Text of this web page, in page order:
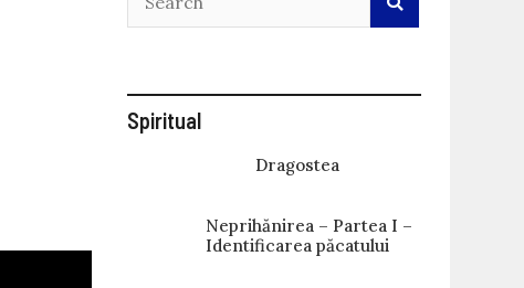
Spiritual
Dragostea
Neprihănirea – Partea I –
Identificarea păcatului